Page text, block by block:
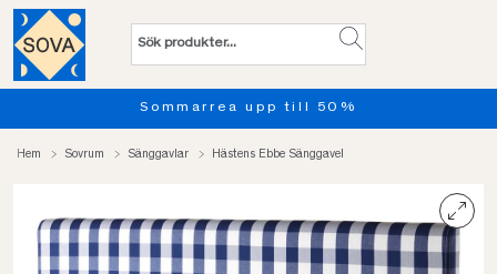
Sommarrea upp till 50%
Hem Sovrum Sänggavlar Hästens Ebbe Sänggavel